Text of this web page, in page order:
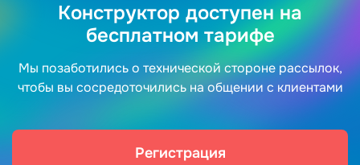
Конструктор доступен на
бесплатном тарифе
Мы позаботились о технической стороне рассылок,
чтобы вы сосредоточились на общении с клиентами
Регистрация